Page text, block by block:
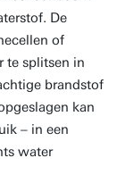
De
of
te splitsen in
brandstof
kan
– in een
water